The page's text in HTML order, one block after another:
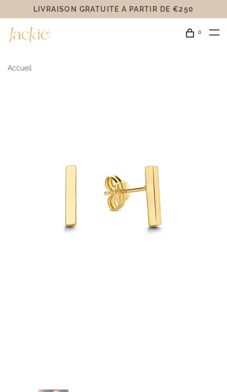
LIVRAISON GRATUITE Á PARTIR DE €250
0
Accueil